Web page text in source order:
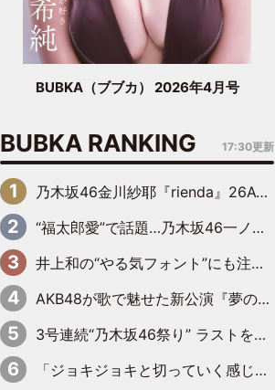
BUBKA（ブブカ） 2026年4月号
BUBKA RANKING 17:30更新
乃木坂46金川紗耶『rienda』26AW LOOKモデルに就任
“福太郎愛”で話題…乃木坂46一ノ瀬美空、地元福岡『めんべい25周年トップサポーター』に就任
井上和の“やる気フォント”にも注目 乃木坂46が挑んだ書道パフォーマンスの舞台裏
AKB48が歌で魅せた新公演『夢のポップスター』 初日から全身全霊のステージ
3号連続“乃木坂46祭り” ラストを飾るのは賀喜遥香…5年ぶりの登場に「5年分大人になった私を見ていただけたら」
「ジョキジョキと切っていく感じ」STU48中村舞、新しい挑戦は自らの手で